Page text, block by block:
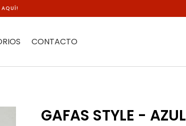
AQUÍ!
CONTACTO
GAFAS STYLE - AZUL